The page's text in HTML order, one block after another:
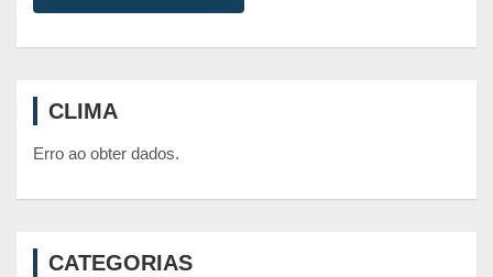
CLIMA
Erro ao obter dados.
CATEGORIAS